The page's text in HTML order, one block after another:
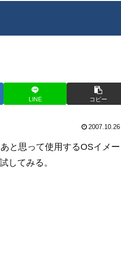
LINE コピー
2007.10.26
と思って使用するOSイメ
してみる。